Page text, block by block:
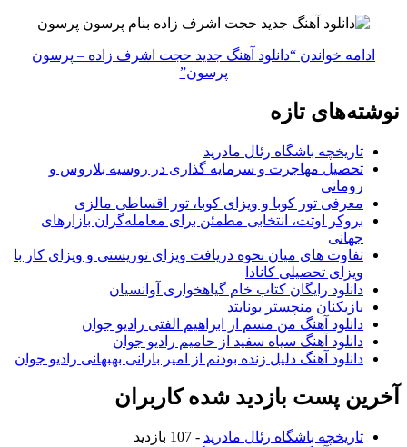
ادامه خواندن “دانلود آهنگ جدید حجت اشرف زاده – پرسون
پرسون”
نوشته‌های تازه
تاریخچه باشگاه رئال مادرید
تحصیل مهاجرت و سرمایه گذاری در روسیه بلاروس و
رومانی
معرفی تور کوبا و ویزای کوبا، تور اقساطی مالزی
بروکر اوتت، انتخابی مطمئن برای معامله‌گران بازارهای
جهانی
تفاوت های میان نحوه دریافت ویزای توریستی و ویزای کار با
ویزای تحصیلی کانادا
دانلود رایگان کتاب خام گیاهخواری آوانسیان
بازیکنان منچستر یونایتد
دانلود آهنگ من مسم از ابراهیم الفتی رادیو جوان
دانلود آهنگ سیاه سفید از حامیم رادیو جوان
دانلود آهنگ دلیل زنده بودنم از امیر بارانی بهبهانی رادیو جوان
آخرین پست بازدید شده کاربران
تاریخچه باشگاه رئال مادرید - 107 بازدید